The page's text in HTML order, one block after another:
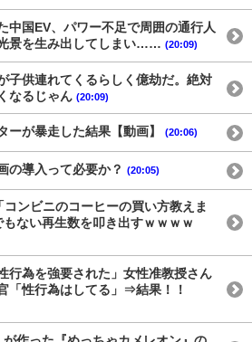
中国EV、パワー不足で周囲の通行人
景を生み出してしまい…… (20:09)
子供連れてくるらしく億劫だ。絶対
なるじゃん (20:09)
ーが暴走した結果【動画】 (20:06)
の導入って必要か？ (20:05)
コンビニのコーヒーの買い方教えま
ない再生数を叩き出すｗｗｗｗ
行為を強要された」女性准教授さん
「性行為はしてる」⇒結果！！